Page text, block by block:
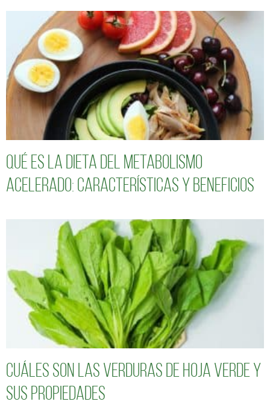
Qué es la dieta del metabolismo
acelerado: características y beneficios
Cuáles son las verduras de hoja verde y
sus propiedades